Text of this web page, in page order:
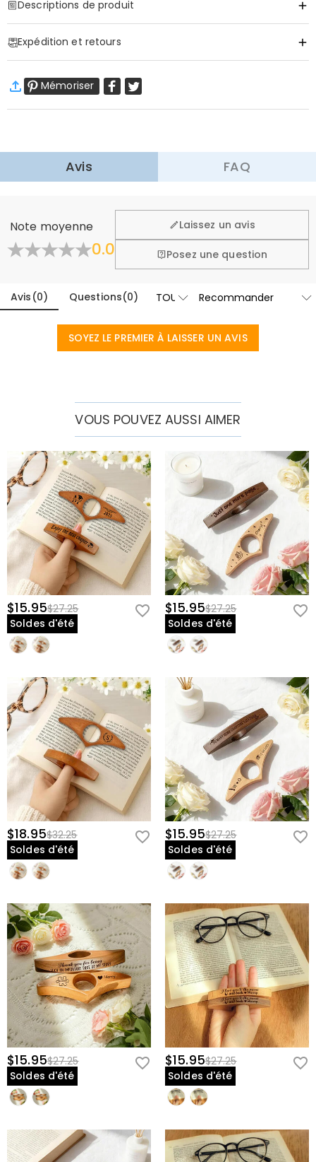
Descriptions de produit
Expédition et retours
Livraison standard:9-18Jours ouvrables
En savoir plus
lors de vos achats, c'est pourquoi nous offrons une
politique de retour et d'échange facile de 60 jours.
En savoir plus
Mémoriser
Avis FAQ
Note moyenne
0.0
Laissez un avis
Posez une question
Avis (0) Questions(0)
SOYEZ LE PREMIER À LAISSER UN AVIS
VOUS POUVEZ AUSSI AIMER
$15.95$27.25
Soldes d'été
$15.95$27.25
Soldes d'été
$18.95$32.25
Soldes d'été
$15.95$27.25
Soldes d'été
$15.95$27.25
Soldes d'été
$15.95$27.25
Soldes d'été